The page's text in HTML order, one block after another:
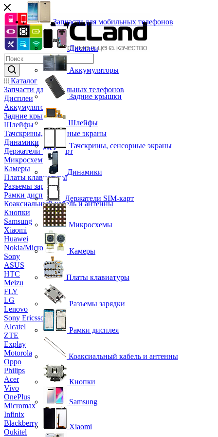
Каталог
Запчасти для мобильных телефонов
Дисплеи
Аккумуляторы
Задние крышки
Шлейфы
Тачскрины, сенсорные экраны
Динамики
Держатели SIM-карт
Микросхемы
Камеры
Платы клавиатуры
Разъемы зарядки
Рамки дисплея
Коаксиальный кабель и антенны
Кнопки
Samsung
Xiaomi
Huawei
Nokia/Microsoft
Sony
ASUS
HTC
Meizu
FLY
LG
Lenovo
Sony Ericsson
Alcatel
ZTE
Explay
Motorola
Oppo
Philips
Acer
Vivo
OnePlus
Micromax
Infinix
Blackberry
Oukitel
Запчасти для мобильных телефонов
Дисплеи
Аккумуляторы
Задние крышки
Шлейфы
Тачскрины, сенсорные экраны
Динамики
Держатели SIM-карт
Микросхемы
Камеры
Платы клавиатуры
Разъемы зарядки
Рамки дисплея
Коаксиальный кабель и антенны
Кнопки
Samsung
Xiaomi